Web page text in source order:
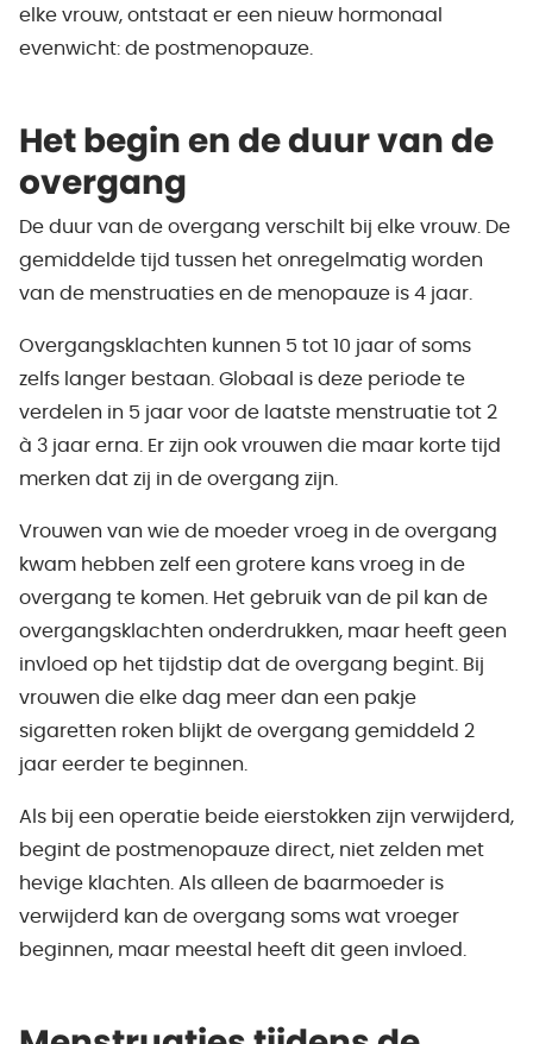
elke vrouw, ontstaat er een nieuw hormonaal
evenwicht: de postmenopauze.
Het begin en de duur van de
overgang
De duur van de overgang verschilt bij elke vrouw. De
gemiddelde tijd tussen het onregelmatig worden
van de menstruaties en de menopauze is 4 jaar.
Overgangsklachten kunnen 5 tot 10 jaar of soms
zelfs langer bestaan. Globaal is deze periode te
verdelen in 5 jaar voor de laatste menstruatie tot 2
à 3 jaar erna. Er zijn ook vrouwen die maar korte tijd
merken dat zij in de overgang zijn.
Vrouwen van wie de moeder vroeg in de overgang
kwam hebben zelf een grotere kans vroeg in de
overgang te komen. Het gebruik van de pil kan de
overgangsklachten onderdrukken, maar heeft geen
invloed op het tijdstip dat de overgang begint. Bij
vrouwen die elke dag meer dan een pakje
sigaretten roken blijkt de overgang gemiddeld 2
jaar eerder te beginnen.
Als bij een operatie beide eierstokken zijn verwijderd,
begint de postmenopauze direct, niet zelden met
hevige klachten. Als alleen de baarmoeder is
verwijderd kan de overgang soms wat vroeger
beginnen, maar meestal heeft dit geen invloed.